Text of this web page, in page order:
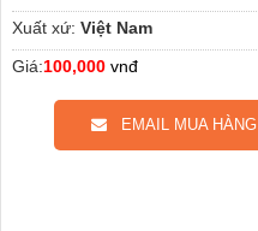
Xuất xứ: Việt Nam
Giá:100,000 vnđ
EMAIL MUA HÀNG